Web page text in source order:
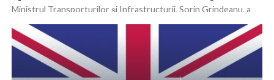
Ministrul Transporturilor și Infrastructurii, Sorin Grindeanu, a
șeful Senatului, Ilie Bolojan,...